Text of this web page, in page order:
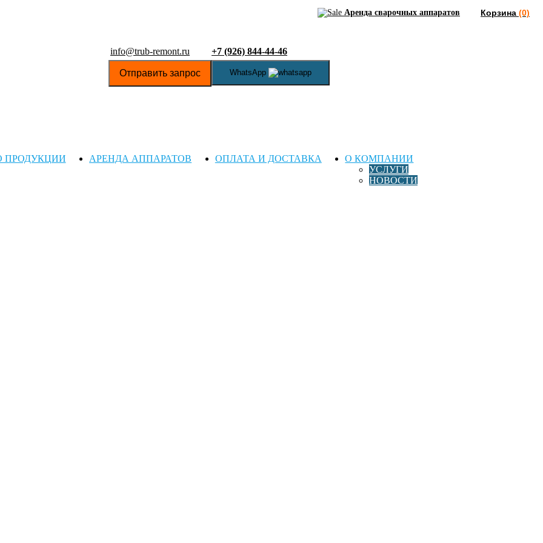
Аренда сварочных аппаратов Корзина (0)
info@trub-remont.ru
Отправить запрос
+7 (926) 844-44-46
WhatsApp
ПРОДУКЦИИ АРЕНДА АППАРАТОВ ОПЛАТА И ДОСТАВКА
О КОМПАНИИ
УСЛУГИ
НОВОСТИ